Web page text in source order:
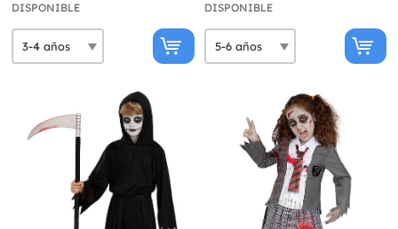
DISPONIBLE DISPONIBLE